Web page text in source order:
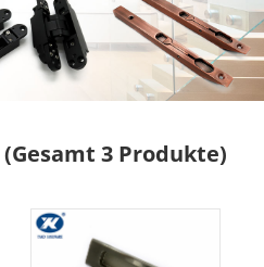
(Gesamt 3 Produkte)